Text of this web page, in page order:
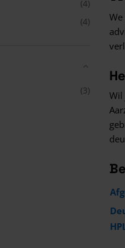
(4)
(4)
(3) Wil